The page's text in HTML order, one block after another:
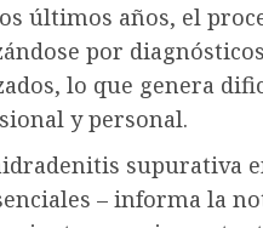
últimos años, el
por
lo que genera
y personal.
supurativa
– informa la